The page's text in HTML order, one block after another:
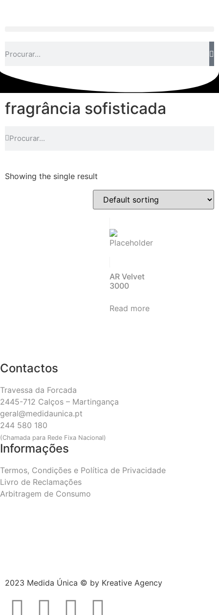
fragrância sofisticada
Showing the single result
AR Velvet
3000
Read more
Contactos
Travessa da Forcada
2445-712 Calços – Martingança
geral@medidaunica.pt
244 580 180
(Chamada para Rede Fixa Nacional)
Informações
Termos, Condições e Política de Privacidade
Livro de Reclamações
Arbitragem de Consumo
2023 Medida Única © by Kreative Agency